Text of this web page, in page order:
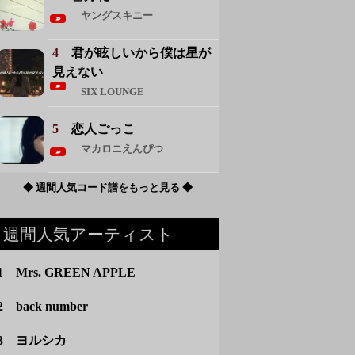
ヤングスキニー
4 君が眩しいから僕は星が
見えない
SIX LOUNGE
5 恋人ごっこ
マカロニえんぴつ
◆ 週間人気コード譜をもっと見る ◆
週間人気アーティスト
Mrs. GREEN APPLE
back number
ヨルシカ